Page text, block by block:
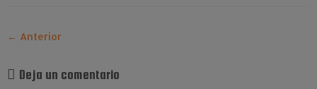
← Anterior
Deja un comentario